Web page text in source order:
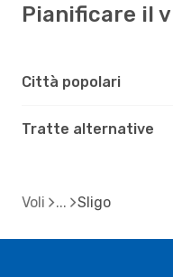
Pianificare il
Città popolari
Tratte alternative
Voli Sligo